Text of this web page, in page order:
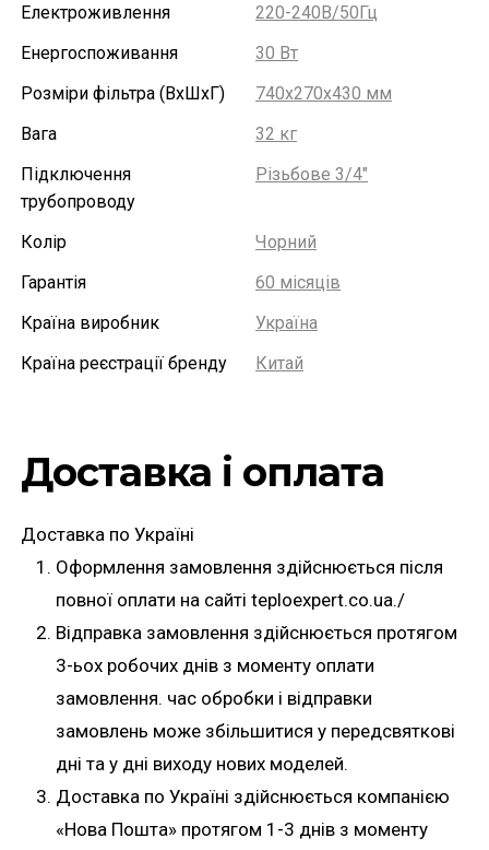
Електроживлення
220-240В/50Гц
Енергоспоживання
30 Вт
Розміри фільтра (ВхШхГ)
740х270х430 мм
Вага
32 кг
Підключення
трубопроводу
Різьбове 3/4"
Колір
Чорний
Гарантія
60 місяців
Країна виробник
Україна
Країна реєстрації бренду
Китай
Доставка і оплата
Доставка по Україні
Оформлення замовлення здійснюється після
повної оплати на сайті teploexpert.co.ua./
Відправка замовлення здійснюється протягом
3-ьох робочих днів з моменту оплати
замовлення. час обробки і відправки
замовлень може збільшитися у передсвяткові
дні та у дні виходу нових моделей.
Доставка по Україні здійснюється компанією
«Нова Пошта» протягом 1-3 днів з моменту